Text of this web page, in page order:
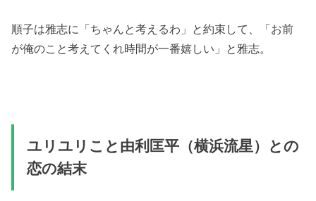
順子は雅志に「ちゃんと考えるわ」と約束して、「お前
が俺のこと考えてくれ時間が一番嬉しい」と雅志。
ユリユリこと由利匡平（横浜流星）との
恋の結末